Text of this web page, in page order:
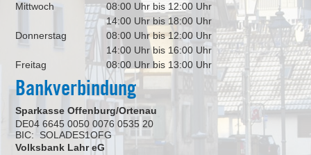
Mittwoch
08:00 Uhr bis 12:00 Uhr
14:00 Uhr bis 18:00 Uhr
Donnerstag
08:00 Uhr bis 12:00 Uhr
14:00 Uhr bis 16:00 Uhr
Freitag
08:00 Uhr bis 13:00 Uhr
Bankverbindung
Sparkasse Offenburg/Ortenau
DE04 6645 0050 0076 0535 20
BIC: SOLADES1OFG
Volksbank Lahr eG